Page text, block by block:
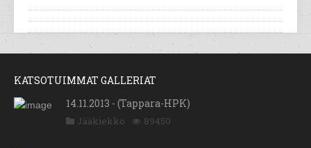
KATSOTUIMMAT GALLERIAT
14.11.2013 - (Tappara-HPK)
Jääkiekko 89450